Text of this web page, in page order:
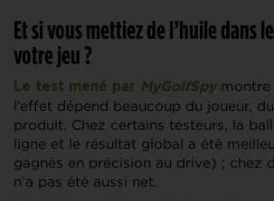
Et si vous mettiez de l’huile dans
votre jeu ?
Le test mené par MyGolfSpymontre
l’effet dépend beaucoup du joueur,
produit. Chez certains testeurs, la
ligne et le résultat global a été
gagnés en précision au drive) ; chez
n’a pas été aussi net.